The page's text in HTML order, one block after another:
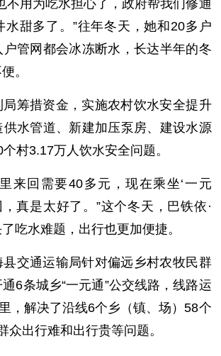
不用为吃水担心了，政府帮我们修通
水甜多了。”往年冬天，她和20多户
管网都会冰冻断水，长达半年的冬
。
筹措资金，实施农村饮水安全提升
水管道、新建加压泵房、建设水源
村3.17万人饮水安全问题。
来回需要40多元，现在乘坐‘一元
真是太好了。”这个冬天，巴铁依·
吃水难题，出行也更加便捷。
县交通运输局针对偏远乡村农牧民群
6条城乡“一元通”公交线路，线路运
，解决了沿线6个乡（镇、场）58个
众出行难和出行贵等问题。